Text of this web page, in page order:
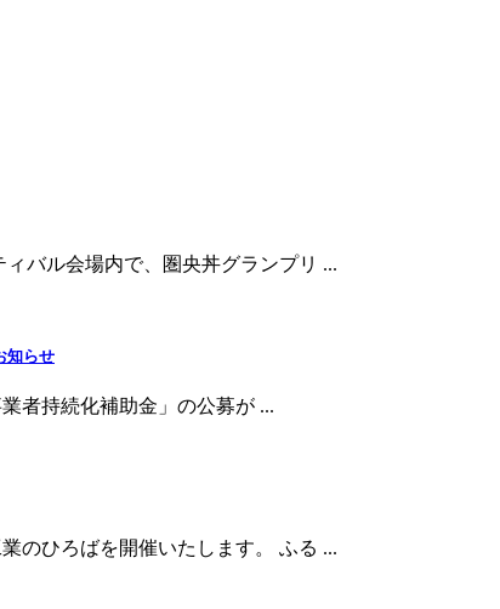
バル会場内で、圏央丼グランプリ ...
知らせ
者持続化補助金」の公募が ...
のひろばを開催いたします。 ふる ...